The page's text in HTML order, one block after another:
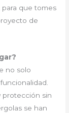
que tomes
de
no solo
protección sin
se han